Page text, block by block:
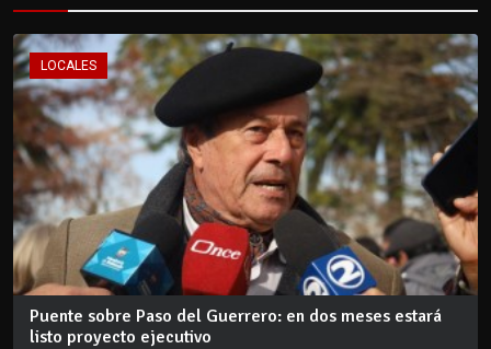
LOCALES
Puente sobre Paso del Guerrero: en dos meses estará
listo proyecto ejecutivo